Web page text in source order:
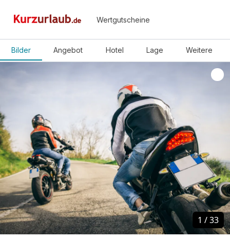
Wertgutscheine
Bilder Angebot Hotel Lage Weitere
1 /33
1 /33